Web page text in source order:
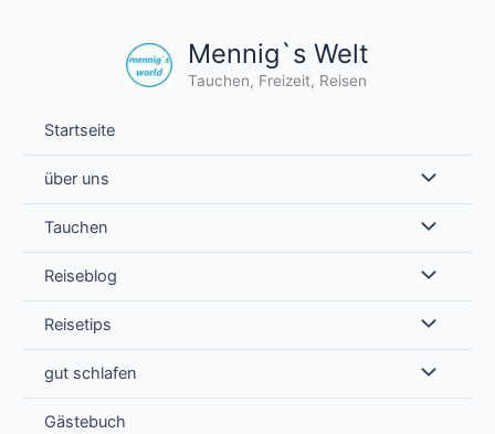
Mennig`s Welt
Tauchen, Freizeit, Reisen
Startseite
über uns
Tauchen
Reiseblog
Reisetips
gut schlafen
Gästebuch